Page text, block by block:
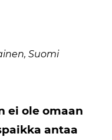
Suomi
ei ole omaan
antaa